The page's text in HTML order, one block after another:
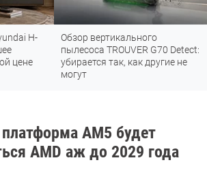
H-
цене
Обзор вертикального
пылесоса TROUVER G70 Detect:
убирается так, как другие не
могут
AM5 будет
AMD аж до 2029 года